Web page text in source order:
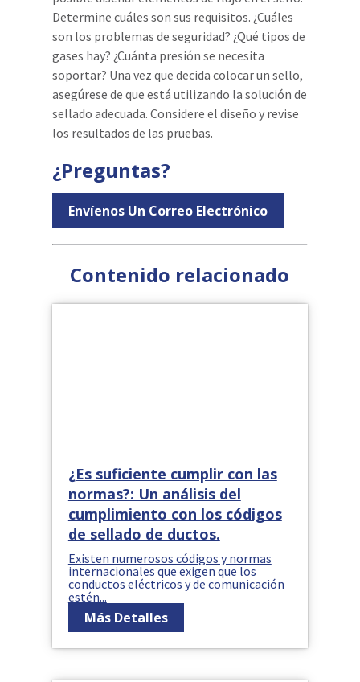
Determine cuáles son sus requisitos. ¿Cuáles
son los problemas de seguridad? ¿Qué tipos de
gases hay? ¿Cuánta presión se necesita
soportar? Una vez que decida colocar un sello,
asegúrese de que está utilizando la solución de
sellado adecuada. Considere el diseño y revise
los resultados de las pruebas.
¿Preguntas?
Envíenos Un Correo Electrónico
Contenido relacionado
¿Es suficiente cumplir con las
normas?: Un análisis del
cumplimiento con los códigos
de sellado de ductos.
Existen numerosos códigos y normas
internacionales que exigen que los
conductos eléctricos y de comunicación
estén...
Más Detalles